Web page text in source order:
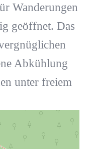
Wanderungen
geöffnet. Das
Abkühlung
unter freiem